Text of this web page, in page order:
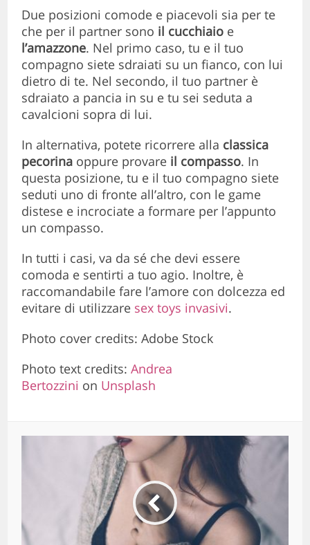
Due posizioni comode e piacevoli sia per te
che per il partner sono il cucchiaio e
l’amazzone. Nel primo caso, tu e il tuo
compagno siete sdraiati su un fianco, con lui
dietro di te. Nel secondo, il tuo partner è
sdraiato a pancia in su e tu sei seduta a
cavalcioni sopra di lui.
In alternativa, potete ricorrere alla classica
pecorina oppure provare il compasso. In
questa posizione, tu e il tuo compagno siete
seduti uno di fronte all’altro, con le game
distese e incrociate a formare per l’appunto
un compasso.
In tutti i casi, va da sé che devi essere
comoda e sentirti a tuo agio. Inoltre, è
raccomandabile fare l’amore con dolcezza ed
evitare di utilizzare sex toys invasivi.
Photo cover credits: Adobe Stock
Photo text credits:Andrea
Bertozzini on Unsplash